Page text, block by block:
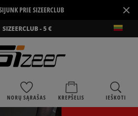
PRIE SIZEERCLUB ×
SIZEERCLUB - 5 €
NORŲ SĄRAŠAS KREPŠELIS IEŠKOTI